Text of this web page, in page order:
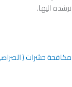
نرشده اليها.
مكافحة حشرات ( الصراصير ) على